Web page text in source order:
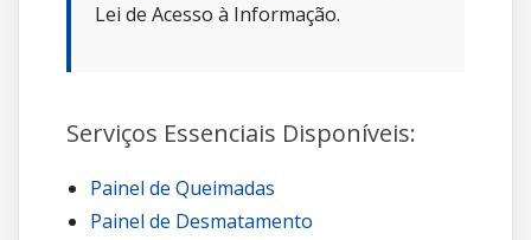
Lei de Acesso à Informação.
Serviços Essenciais Disponíveis:
Painel de Queimadas
Painel de Desmatamento